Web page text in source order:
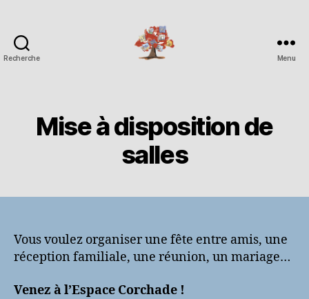
Recherche Menu
Mise à disposition de
salles
Vous voulez organiser une fête entre amis, une
réception familiale, une réunion, un mariage…
Venez à l’Espace Corchade !